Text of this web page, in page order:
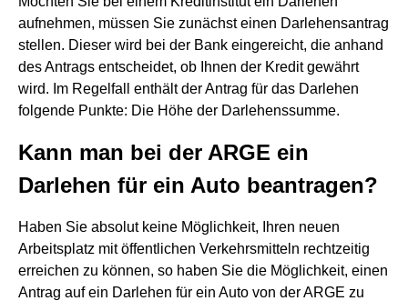
aufnehmen, müssen Sie zunächst einen Darlehensantrag
stellen. Dieser wird bei der Bank eingereicht, die anhand
des Antrags entscheidet, ob Ihnen der Kredit gewährt
wird. Im Regelfall enthält der Antrag für das Darlehen
folgende Punkte: Die Höhe der Darlehenssumme.
Kann man bei der ARGE ein
Darlehen für ein Auto beantragen?
Haben Sie absolut keine Möglichkeit, Ihren neuen
Arbeitsplatz mit öffentlichen Verkehrsmitteln rechtzeitig
erreichen zu können, so haben Sie die Möglichkeit, einen
Antrag auf ein Darlehen für ein Auto von der ARGE zu